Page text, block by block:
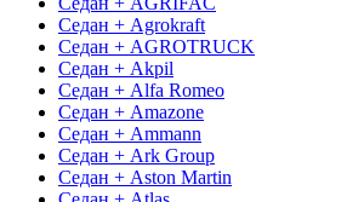
Седан + Agrokraft
Седан + AGROTRUCK
Седан + Akpil
Седан + Alfa Romeo
Седан + Amazone
Седан + Ammann
Седан + Ark Group
Седан + Aston Martin